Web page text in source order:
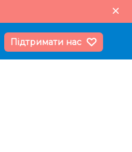
Підтримати нас